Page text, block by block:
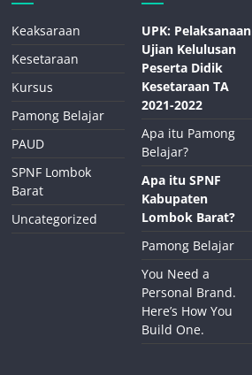
Keaksaraan
Kesetaraan
Kursus
Pamong Belajar
PAUD
SPNF Lombok
Barat
Uncategorized
UPK: Pelaksanaan
Ujian Kelulusan
Peserta Didik
Kesetaraan TA
2021-2022
Apa itu Pamong
Belajar?
Apa itu SPNF
Kabupaten
Lombok Barat?
Pamong Belajar
You Need a
Personal Brand.
Here’s How You
Build One.